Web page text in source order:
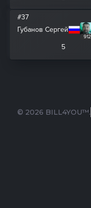
#37
Губанов Сергей
912
5
© 2026 BILL4YOU™.